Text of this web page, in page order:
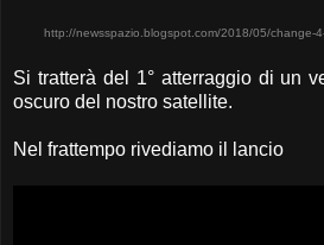
http://newsspazio.blogspot.com/2018/05/change-
Si tratterà del 1° atterraggio di un
oscuro del nostro satellite.
Nel frattempo rivediamo il lancio